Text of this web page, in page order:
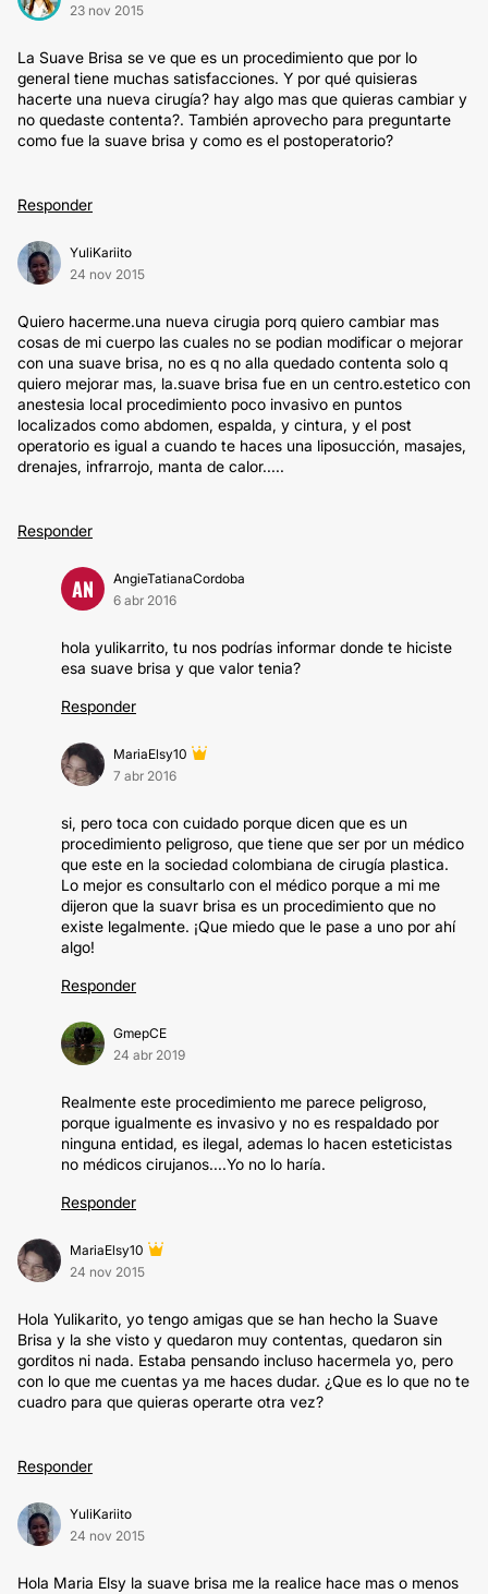
23 nov 2015
La Suave Brisa se ve que es un procedimiento que por lo
general tiene muchas satisfacciones. Y por qué quisieras
hacerte una nueva cirugía? hay algo mas que quieras cambiar y
no quedaste contenta?. También aprovecho para preguntarte
como fue la suave brisa y como es el postoperatorio?
Responder
YuliKariito
24 nov 2015
Quiero hacerme.una nueva cirugia porq quiero cambiar mas
cosas de mi cuerpo las cuales no se podian modificar o mejorar
con una suave brisa, no es q no alla quedado contenta solo q
quiero mejorar mas, la.suave brisa fue en un centro.estetico con
anestesia local procedimiento poco invasivo en puntos
localizados como abdomen, espalda, y cintura, y el post
operatorio es igual a cuando te haces una liposucción, masajes,
drenajes, infrarrojo, manta de calor.....
Responder
AN
AngieTatianaCordoba
6 abr 2016
hola yulikarrito, tu nos podrías informar donde te hiciste
esa suave brisa y que valor tenia?
Responder
MariaElsy10
7 abr 2016
si, pero toca con cuidado porque dicen que es un
procedimiento peligroso, que tiene que ser por un médico
que este en la sociedad colombiana de cirugía plastica.
Lo mejor es consultarlo con el médico porque a mi me
dijeron que la suavr brisa es un procedimiento que no
existe legalmente. ¡Que miedo que le pase a uno por ahí
algo!
Responder
GmepCE
24 abr 2019
Realmente este procedimiento me parece peligroso,
porque igualmente es invasivo y no es respaldado por
ninguna entidad, es ilegal, ademas lo hacen esteticistas
no médicos cirujanos....Yo no lo haría.
Responder
MariaElsy10
24 nov 2015
Hola Yulikarito, yo tengo amigas que se han hecho la Suave
Brisa y la she visto y quedaron muy contentas, quedaron sin
gorditos ni nada. Estaba pensando incluso hacermela yo, pero
con lo que me cuentas ya me haces dudar. ¿Que es lo que no te
cuadro para que quieras operarte otra vez?
Responder
YuliKariito
24 nov 2015
Hola Maria Elsy la suave brisa me la realice hace mas o menos